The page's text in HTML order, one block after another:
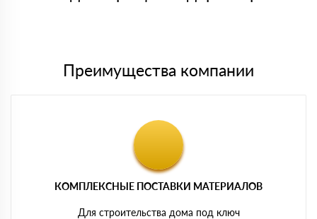
Преимущества компании
КОМПЛЕКСНЫЕ ПОСТАВКИ МАТЕРИАЛОВ
Для строительства дома под ключ